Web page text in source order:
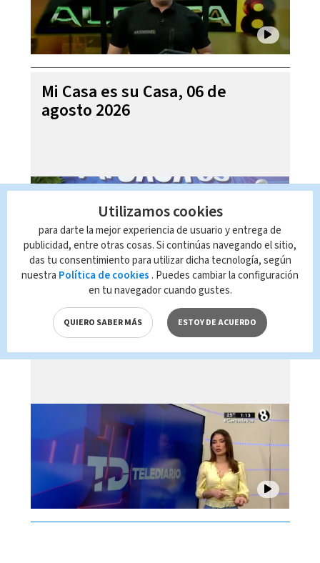
Mi Casa es su Casa, 06 de
agosto 2026
Telediario En Directo con Paula
Brenes, 06 de agosto 2026
Utilizamos cookies
para darte la mejor experiencia de usuario y entrega de
publicidad, entre otras cosas. Si continúas navegando el sitio,
das tu consentimiento para utilizar dicha tecnología, según
nuestra Política de cookies . Puedes cambiar la configuración
en tu navegador cuando gustes.
QUIERO SABER MÁS ESTOY DE ACUERDO